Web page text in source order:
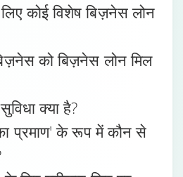
लिए कोई विशेष बिज़नेस लोन
को बिज़नेस लोन मिल
क्या है?
प्रमाण' के रूप में कौन से